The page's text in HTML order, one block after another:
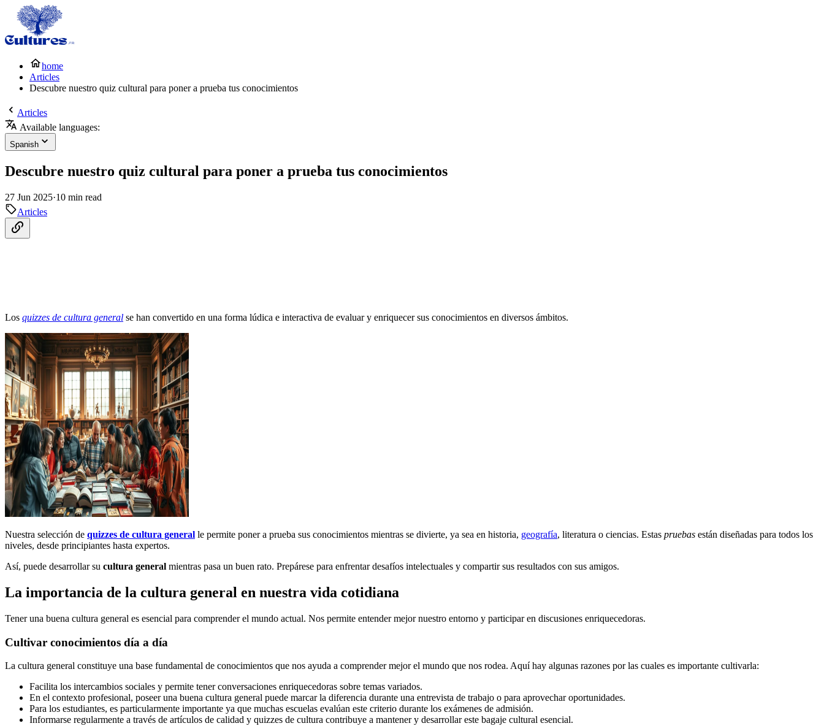
home
Articles
Descubre nuestro quiz cultural para poner a prueba tus conocimientos
Articles
Available languages:
Spanish
Descubre nuestro quiz cultural para poner a prueba tus conocimientos
27 Jun 2025·10 min read
Articles
Los quizzes de cultura general se han convertido en una forma lúdica e interactiva de evaluar y enriquecer sus conocimientos en diversos ámbitos.
Nuestra selección de quizzes de cultura general le permite poner a prueba sus conocimientos mientras se divierte, ya sea en historia, geografía, literatura o ciencias. Estas pruebas están diseñadas para todos los
niveles, desde principiantes hasta expertos.
Así, puede desarrollar su cultura general mientras pasa un buen rato. Prepárese para enfrentar desafíos intelectuales y compartir sus resultados con sus amigos.
La importancia de la cultura general en nuestra vida cotidiana
Tener una buena cultura general es esencial para comprender el mundo actual. Nos permite entender mejor nuestro entorno y participar en discusiones enriquecedoras.
Cultivar conocimientos día a día
La cultura general constituye una base fundamental de conocimientos que nos ayuda a comprender mejor el mundo que nos rodea. Aquí hay algunas razones por las cuales es importante cultivarla:
Facilita los intercambios sociales y permite tener conversaciones enriquecedoras sobre temas variados.
En el contexto profesional, poseer una buena cultura general puede marcar la diferencia durante una entrevista de trabajo o para aprovechar oportunidades.
Para los estudiantes, es particularmente importante ya que muchas escuelas evalúan este criterio durante los exámenes de admisión.
Informarse regularmente a través de artículos de calidad y quizzes de cultura contribuye a mantener y desarrollar este bagaje cultural esencial.